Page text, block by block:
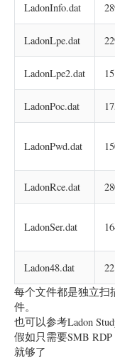
LadonInfo.dat
LadonLpe.dat
LadonLpe2.dat
LadonPoc.dat
LadonPwd.dat
LadonRce.dat
LadonSer.dat
Ladon48.dat
每个文件都是独立扫
件。
也可以参考Ladon
假如只需要SMB
就够了